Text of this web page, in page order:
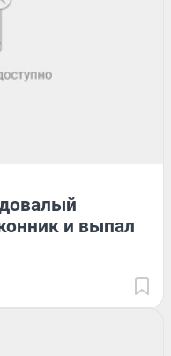
и выпал